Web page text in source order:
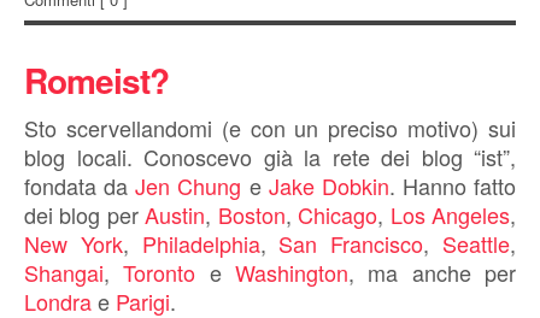
Romeist?
Sto scervellandomi (e con un preciso motivo) sui
blog locali. Conoscevo già la rete dei blog “ist”,
fondata daJen Chung e Jake Dobkin. Hanno fatto
dei blog perAustin, Boston, Chicago, Los Angeles,
New York, Philadelphia, San Francisco, Seattle,
Shangai,Toronto eWashington, ma anche per
Londrae Parigi.